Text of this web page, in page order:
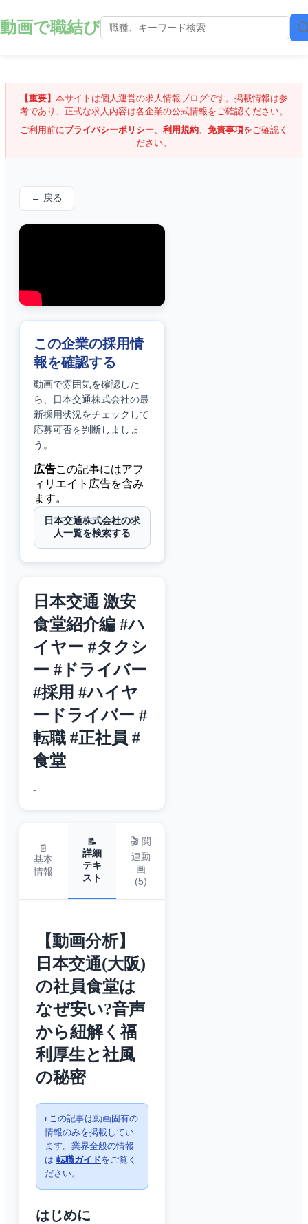
動画で職結び
【重要】 本サイトは個人運営の求人情報ブログです。掲載情報は参
考であり、正式な求人内容は各企業の公式情報をご確認ください。
ご利用前にプライバシーポリシー、 利用規約、 免責事項をご確認く
ださい。
← 戻る
この企業の採用情
報を確認する
動画で雰囲気を確認した
ら、
日本交通株式会社の最
新採用状況をチェックして
応募可否を判断しましょ
う。
広告この記事にはアフ
ィリエイト広告を含み
ます。
日本交通株式会社の求
人一覧を検索する
日本交通 激安
食堂紹介編 #ハ
イヤー #タクシ
ー #ドライバー
#採用 #ハイヤ
ードライバー #
転職 #正社員 #
食堂
-
📄
基本
情報
📝
詳細
テキ
スト
🎬 関
連動
画
(5)
【動画分析】
日本交通(大阪)
の社員食堂は
なぜ安い?音声
から紐解く福
利厚生と社風
の秘密
ℹ️ この記事は動画固有の
情報のみを掲載してい
ます。業界全般の情報
は 転職ガイドをご覧く
ださい。
はじめに